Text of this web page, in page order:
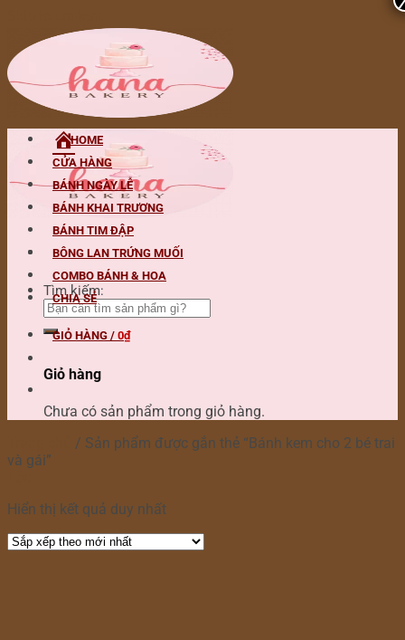
Tìm kiếm:
HOME
CỬA HÀNG
BÁNH NGÀY LỄ
BÁNH KHAI TRƯƠNG
BÁNH TIM ĐẬP
BÔNG LAN TRỨNG MUỐI
COMBO BÁNH & HOA
CHIA SẺ
GIỎ HÀNG / 0₫
Giỏ hàng
Chưa có sản phẩm trong giỏ hàng.
/ Sản phẩm được gắn thẻ “Bánh kem cho 2 bé trai
và gái”
Hiển thị kết quả duy nhất